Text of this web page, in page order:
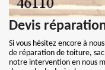
Devis
Si vous hésitez encore à
de réparation de toiture,
notre intervention en nous